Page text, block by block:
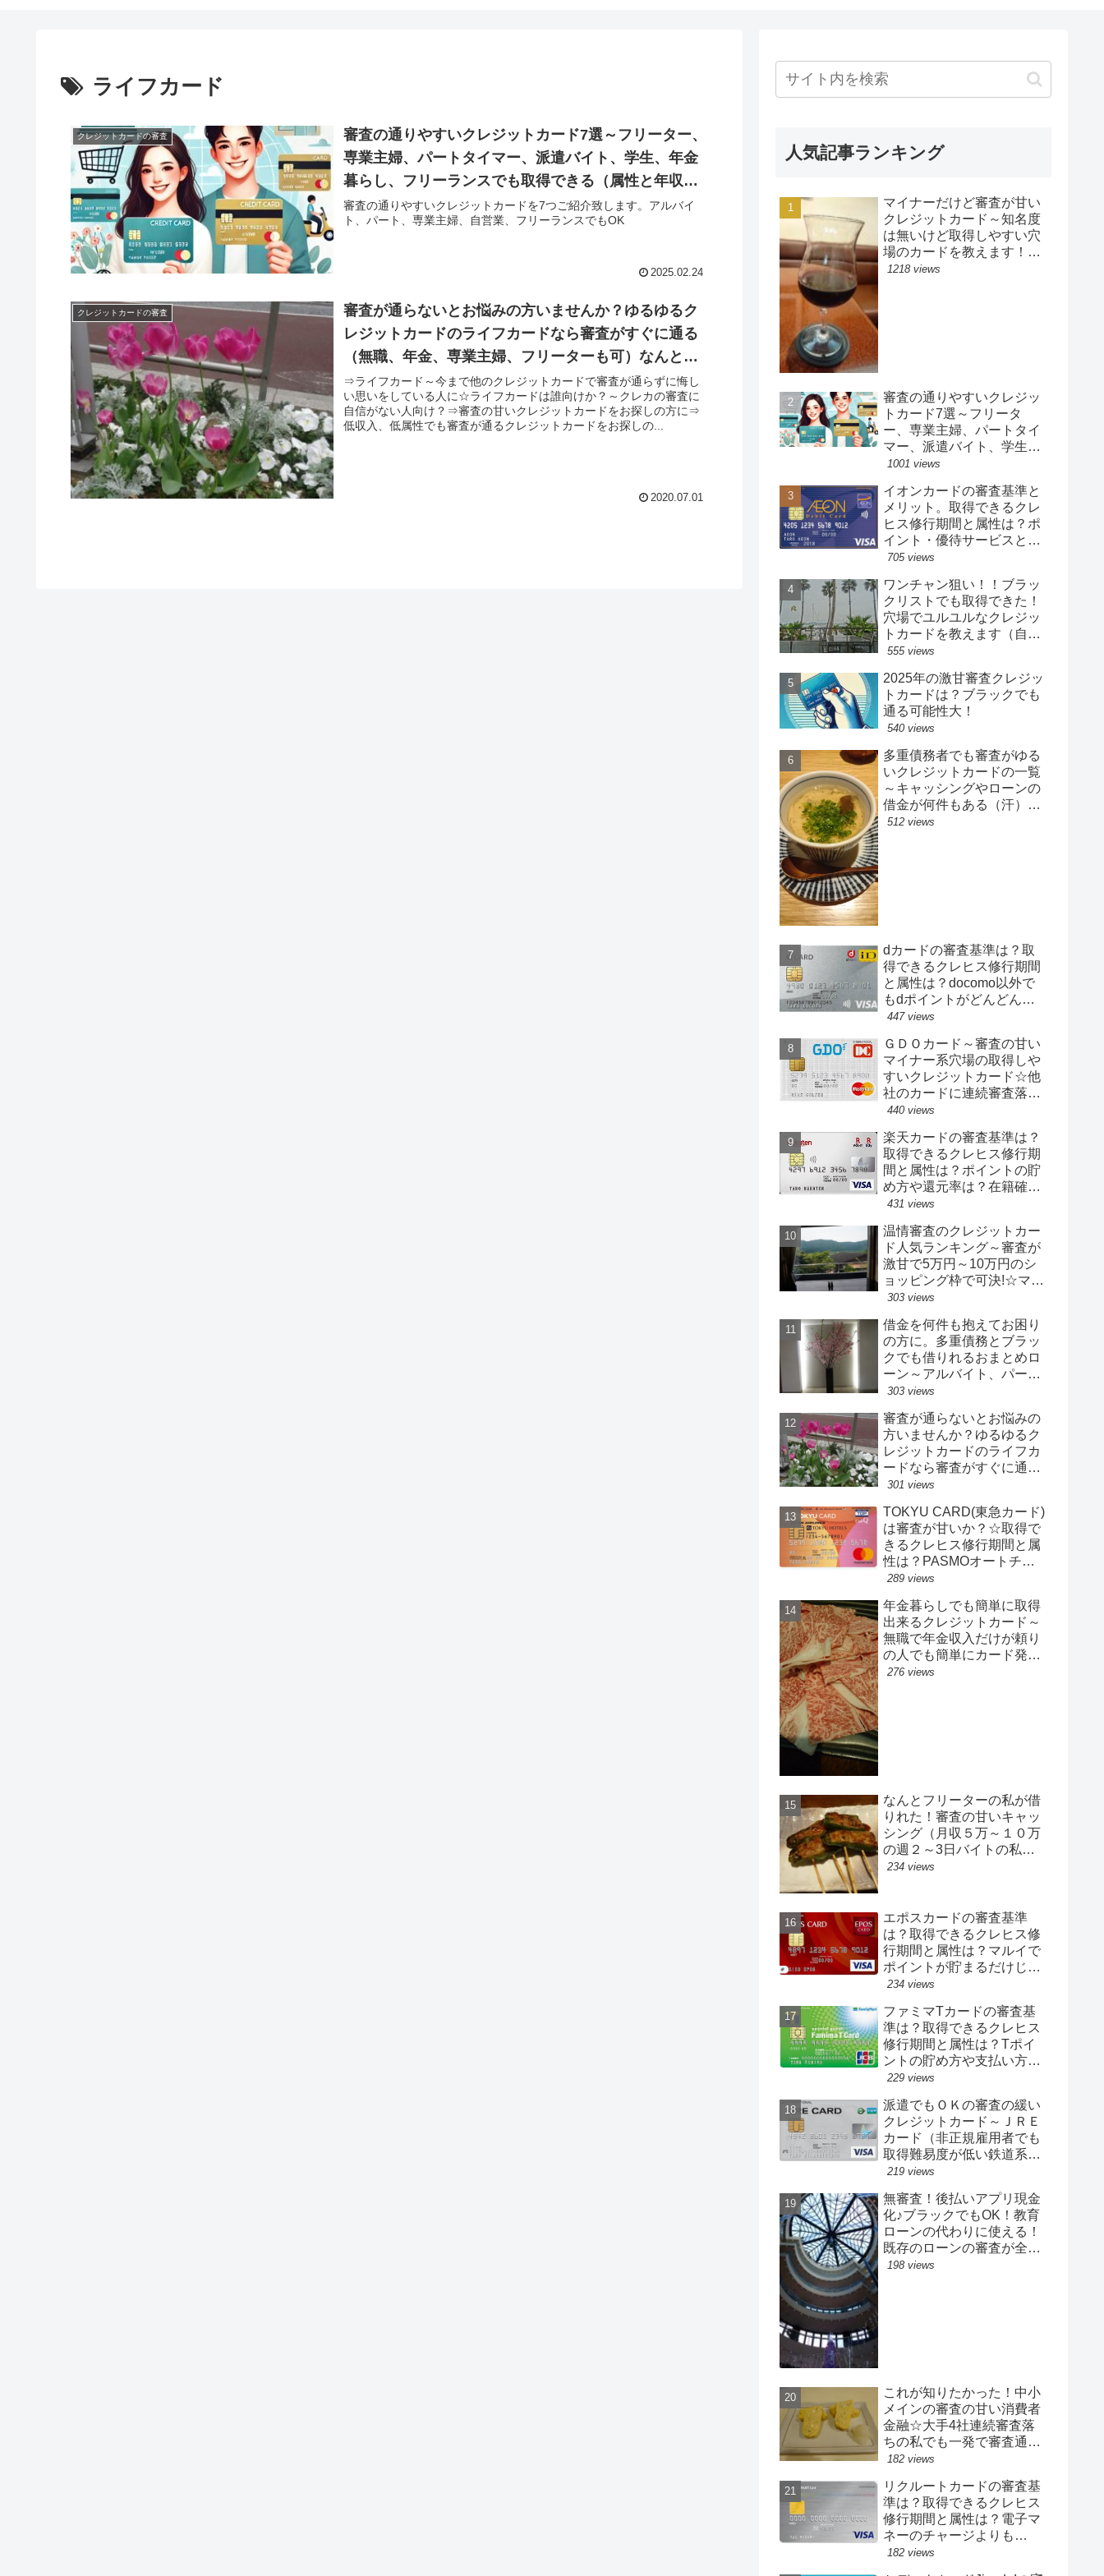
ライフカード
クレジットカードの審査
審査の通りやすいクレジットカード7選～フリーター、
専業主婦、パートタイマー、派遣バイト、学生、年金
暮らし、フリーランスでも取得できる（属性と年収低
くても１０万～３０万円の小口限度額で取得可能）
審査の通りやすいクレジットカードを7つご紹介致します。アルバイ
ト、パート、専業主婦、自営業、フリーランスでもOK
2025.02.24
クレジットカードの審査
審査が通らないとお悩みの方いませんか？ゆるゆるク
レジットカードのライフカードなら審査がすぐに通る
（無職、年金、専業主婦、フリーターも可）なんとブ
ラックでも取得できた口コミ多い
⇒ライフカード～今まで他のクレジットカードで審査が通らずに悔し
い思いをしている人に☆ライフカードは誰向けか？～クレカの審査に
自信がない人向け？⇒審査の甘いクレジットカードをお探しの方に⇒
低収入、低属性でも審査が通るクレジットカードをお探しの...
2020.07.01
人気記事ランキング
マイナーだけど審査が甘い
クレジットカード～知名度
は無いけど取得しやすい穴
場のカードを教えます！楽
天カードやイオンカード、
1218 views
審査の通りやすいクレジッ
トカード7選～フリータ
ー、専業主婦、パートタイ
マー、派遣バイト、学生、
年金暮らし、フリーランス
収低くても１０万～３０万
円の小口限度額で取得可
能）
1001 views
イオンカードの審査基準と
メリット。取得できるクレ
ヒス修行期間と属性は？ポ
イント・優待サービスとゴ
ールドなどのその他カード
705 views
ワンチャン狙い！！ブラッ
クリストでも取得できた！
穴場でユルユルなクレジッ
トカードを教えます（自己
破産歴、任意整理歴、ロー
歴、携帯電話長期延滞で
も）
555 views
2025年の激甘審査クレジッ
トカードは？ブラックでも
通る可能性大！
540 views
多重債務者でも審査がゆる
いクレジットカードの一覧
～キャッシングやローンの
借金が何件もある（汗）そ
んな方でも少額枠で温情カ
512 views
dカードの審査基準は？取
得できるクレヒス修行期間
と属性は？docomo以外で
もdポイントがどんどん貯
まる1％還元のカード！
447 views
ＧＤＯカード～審査の甘い
マイナー系穴場の取得しや
すいクレジットカード☆他
社のカードに連続審査落ち
でもココなら大丈夫か
440 views
楽天カードの審査基準は？
取得できるクレヒス修行期
間と属性は？ポイントの貯
め方や還元率は？在籍確認
や限度額の口コミなど
431 views
温情審査のクレジットカー
ド人気ランキング～審査が
激甘で5万円～10万円のシ
ョッピング枠で可決!☆マジ
カルカード、アメックスグ
カードなど
303 views
借金を何件も抱えてお困り
の方に。多重債務とブラッ
クでも借りれるおまとめロ
ーン～アルバイト、パー
ト、専業主婦、自営業者で
中小業者）
303 views
審査が通らないとお悩みの
方いませんか？ゆるゆるク
レジットカードのライフカ
ードなら審査がすぐに通る
（無職、年金、専業主婦、
ラックでも取得できた口コ
ミ多い
301 views
TOKYU CARD(東急カード)
は審査が甘いか？☆取得で
きるクレヒス修行期間と属
性は？PASMOオートチャ
ージ還元率とポイントサー
い？
289 views
年金暮らしでも簡単に取得
出来るクレジットカード～
無職で年金収入だけが頼り
の人でも簡単にカード発
行！☆年収100万円以下の
276 views
なんとフリーターの私が借
りれた！審査の甘いキャッ
シング（月収５万～１０万
の週２～3日バイトの私が
融資を受けられた）
234 views
エポスカードの審査基準
は？取得できるクレヒス修
行期間と属性は？マルイで
ポイントが貯まるだけじゃ
なく海外旅行保険も付帯！
234 views
ファミマTカードの審査基
準は？取得できるクレヒス
修行期間と属性は？Tポイ
ントの貯め方や支払い方法
は？メリット・デメリット
229 views
派遣でもＯＫの審査の緩い
クレジットカード～ＪＲＥ
カード（非正規雇用者でも
取得難易度が低い鉄道系ク
レカ☆年収２００万円以下
219 views
無審査！後払いアプリ現金
化♪ブラックでもOK！教育
ローンの代わりに使える！
既存のローンの審査が全然
通らない人必見☆子供の学
198 views
これが知りたかった！中小
メインの審査の甘い消費者
金融☆大手4社連続審査落
ちの私でも一発で審査通
過！40万円の即日融資
182 views
リクルートカードの審査基
準は？取得できるクレヒス
修行期間と属性は？電子マ
ネーのチャージよりも
Pontaがお得？高還元率で
182 views